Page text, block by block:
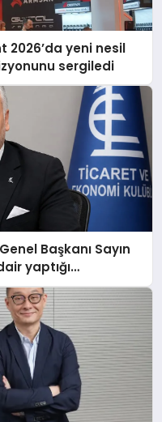
2026’da yeni nesil
sergiledi
Başkanı Sayın
yaptığı